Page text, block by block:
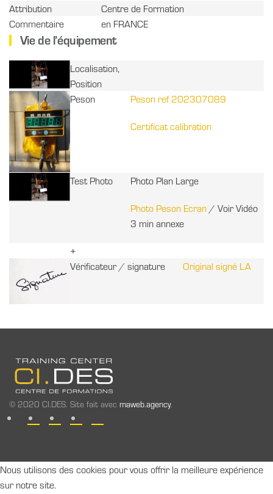
Attribution
Centre de Formation
Commentaire
en FRANCE
Vie de l’équipement
Localisation,
Position
Peson
Peson ref 202307089
Certificat calibration
Test Photo Photo Plan Large
Photo Peson Ecran / Voir Vidéo
3 min annexe
+
Vérificateur / signature
Original signé LA
© 2020 CI.DES. Site fait avec maweb.agency.
Nous utilisons des cookies pour vous offrir la meilleure expérience
sur notre site.